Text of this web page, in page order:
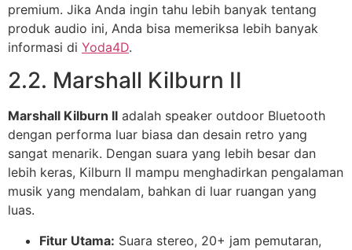
premium. Jika Anda ingin tahu lebih banyak tentang
produk audio ini, Anda bisa memeriksa lebih banyak
informasi di Yoda4D.
2.2. Marshall Kilburn II
Marshall Kilburn II adalah speaker outdoor Bluetooth
dengan performa luar biasa dan desain retro yang
sangat menarik. Dengan suara yang lebih besar dan
lebih keras, Kilburn II mampu menghadirkan pengalaman
musik yang mendalam, bahkan di luar ruangan yang
luas.
Fitur Utama: Suara stereo, 20+ jam pemutaran,